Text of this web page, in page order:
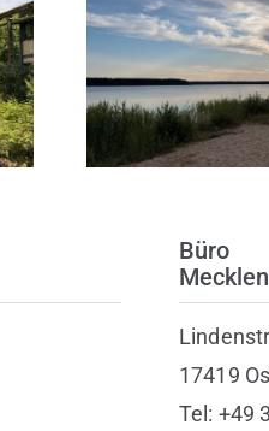
Projektstart
Helene- und
Büro
17419
Tel: +49